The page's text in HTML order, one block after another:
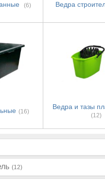
(6) Ведра
(16)
Ведра и тазы
(12)
(12)